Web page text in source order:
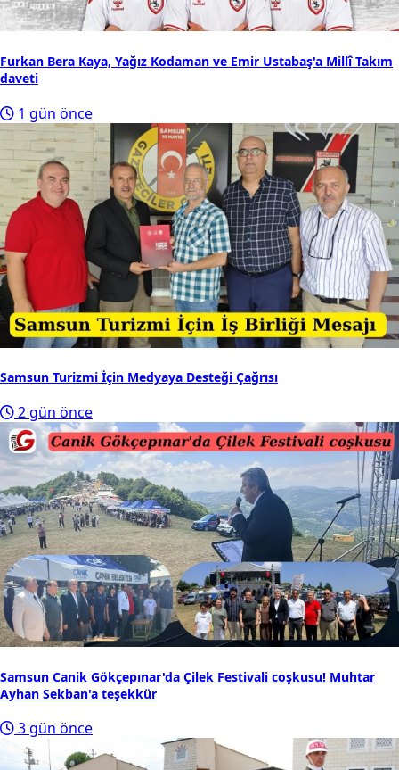
Furkan Bera Kaya, Yağız Kodaman ve Emir Ustabaş'a Millî Takım
daveti
1 gün önce
Samsun Turizmi İçin Medyaya Desteği Çağrısı
2 gün önce
Samsun Canik Gökçepınar'da Çilek Festivali coşkusu! Muhtar
Ayhan Sekban'a teşekkür
3 gün önce